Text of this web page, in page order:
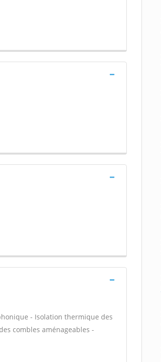
- Isolation thermique des
combles aménageables -